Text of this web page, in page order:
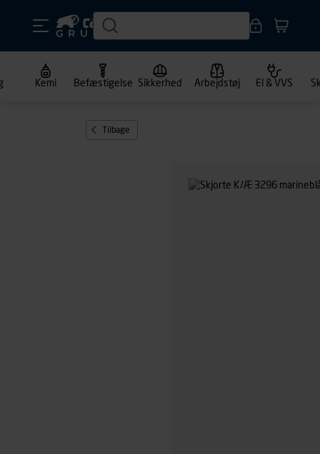
Kemi Befæstigelse Sikkerhed Arbejdstøj El & VVS
Tilbage